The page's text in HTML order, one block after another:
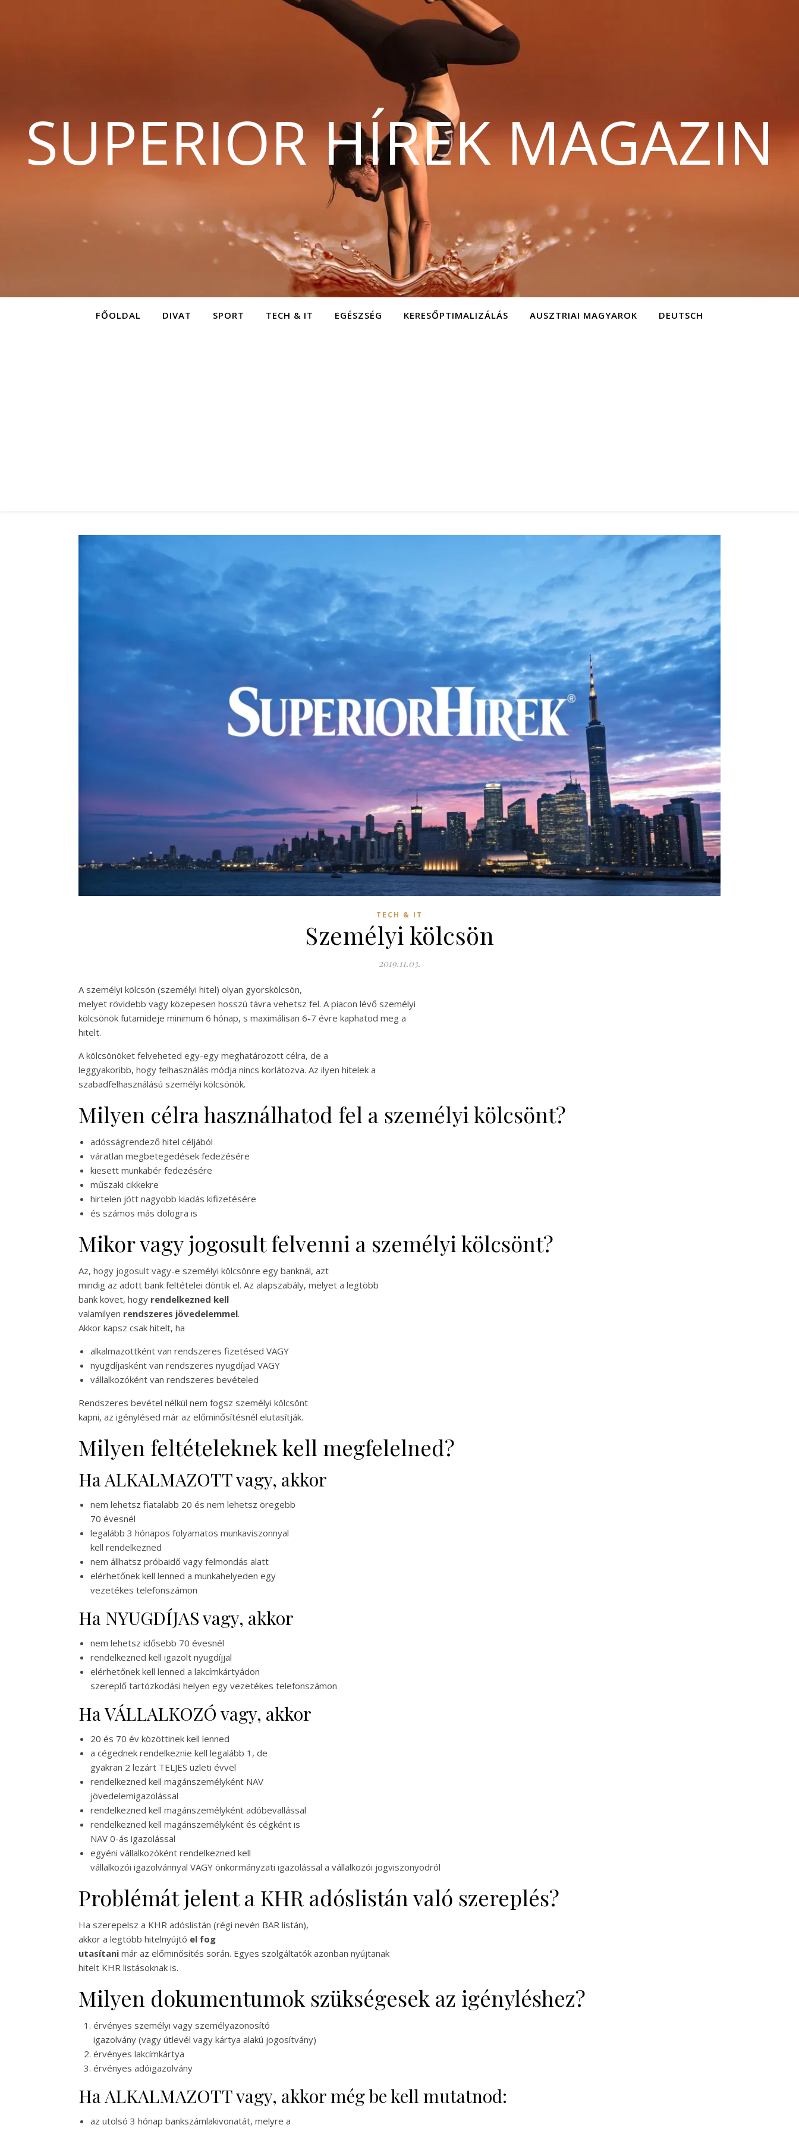
SUPERIOR HÍREK MAGAZIN
FŐOLDAL DIVAT SPORT TECH & IT EGÉSZSÉG KERESŐPTIMALIZÁLÁS AUSZTRIAI MAGYAROK DEUTSCH
TECH & IT
Személyi kölcsön
2019.11.03.
A személyi kölcsön (személyi hitel) olyan gyorskölcsön,
melyet rövidebb vagy közepesen hosszú távra vehetsz fel. A piacon lévő személyi
kölcsönök futamideje minimum 6 hónap, s maximálisan 6-7 évre kaphatod meg a
hitelt.
A kölcsönöket felveheted egy-egy meghatározott célra, de a
leggyakoribb, hogy felhasználás módja nincs korlátozva. Az ilyen hitelek a
szabadfelhasználású személyi kölcsönök.
Milyen célra használhatod fel a személyi kölcsönt?
adósságrendező hitel céljából
váratlan megbetegedések fedezésére
kiesett munkabér fedezésére
műszaki cikkekre
hirtelen jött nagyobb kiadás kifizetésére
és számos más dologra is
Mikor vagy jogosult felvenni a személyi kölcsönt?
Az, hogy jogosult vagy-e személyi kölcsönre egy banknál, azt
mindig az adott bank feltételei döntik el. Az alapszabály, melyet a legtöbb
bank követ, hogy rendelkezned kell
valamilyen rendszeres jövedelemmel.
Akkor kapsz csak hitelt, ha
alkalmazottként van rendszeres fizetésed VAGY
nyugdíjasként van rendszeres nyugdíjad VAGY
vállalkozóként van rendszeres bevételed
Rendszeres bevétel nélkül nem fogsz személyi kölcsönt
kapni, az igénylésed már az előminősítésnél elutasítják.
Milyen feltételeknek kell megfelelned?
Ha ALKALMAZOTT vagy, akkor
nem lehetsz fiatalabb 20 és nem lehetsz öregebb
70 évesnél
legalább 3 hónapos folyamatos munkaviszonnyal
kell rendelkezned
nem állhatsz próbaidő vagy felmondás alatt
elérhetőnek kell lenned a munkahelyeden egy
vezetékes telefonszámon
Ha NYUGDÍJAS vagy, akkor
nem lehetsz idősebb 70 évesnél
rendelkezned kell igazolt nyugdíjjal
elérhetőnek kell lenned a lakcímkártyádon
szereplő tartózkodási helyen egy vezetékes telefonszámon
Ha VÁLLALKOZÓ vagy, akkor
20 és 70 év közöttinek kell lenned
a cégednek rendelkeznie kell legalább 1, de
gyakran 2 lezárt TELJES üzleti évvel
rendelkezned kell magánszemélyként NAV
jövedelemigazolással
rendelkezned kell magánszemélyként adóbevallással
rendelkezned kell magánszemélyként és cégként is
NAV 0-ás igazolással
egyéni vállalkozóként rendelkezned kell
vállalkozói igazolvánnyal VAGY önkormányzati igazolással a vállalkozói jogviszonyodról
Problémát jelent a KHR adóslistán való szereplés?
Ha szerepelsz a KHR adóslistán (régi nevén BAR listán),
akkor a legtöbb hitelnyújtó el fog
utasítani már az előminősítés során. Egyes szolgáltatók azonban nyújtanak
hitelt KHR listásoknak is.
Milyen dokumentumok szükségesek az igényléshez?
érvényes személyi vagy személyazonosító
igazolvány (vagy útlevél vagy kártya alakú jogosítvány)
érvényes lakcímkártya
érvényes adóigazolvány
Ha ALKALMAZOTT vagy, akkor még be kell mutatnod:
az utolsó 3 hónap bankszámlakivonatát, melyre a